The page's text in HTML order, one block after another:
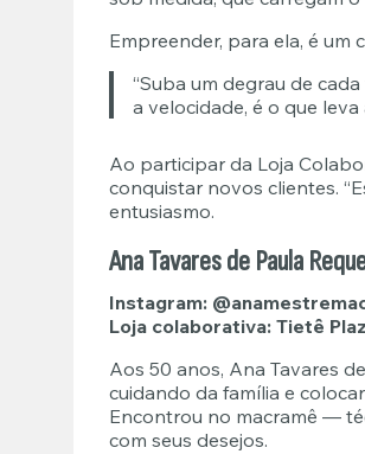
Empreender, para ela, é
“Suba um degrau de
a velocidade, é o que
Ao participar da Loja
conquistar novos clientes.
entusiasmo.
Ana Tavares de Paula
Instagram:
Loja colaborativa: Tietê
Aos 50 anos, Ana Tavares
cuidando da família e
Encontrou no macramê —
com seus desejos.